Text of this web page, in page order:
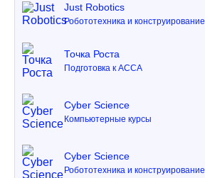
Just Robotics
Робототехника и конструирование
Точка Роста
Подготовка к ACCA
Cyber Science
Компьютерные курсы
Cyber Science
Робототехника и конструирование